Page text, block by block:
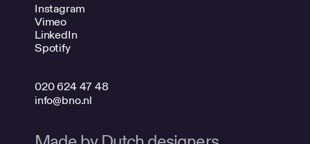
Instagram
Vimeo
LinkedIn
Spotify
020 624 47 48
info@bno.nl